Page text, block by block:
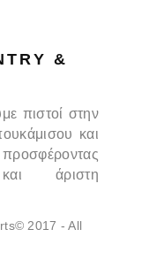
&
πιστοί στην
και
άριστη
2017 - All